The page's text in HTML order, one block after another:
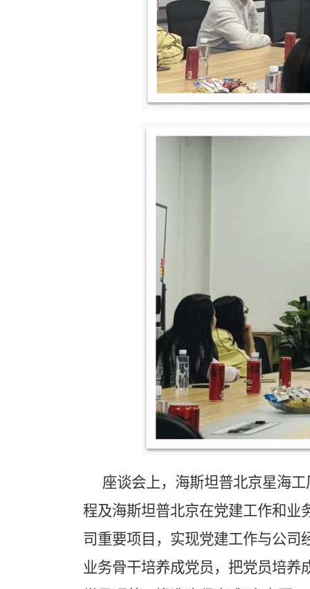
座谈会上， 海斯坦普北京星海
程及海斯坦普北京在党建工作和业
司重要项目 ， 实现党建工作与公司
业务骨干培养成党员，把党员培